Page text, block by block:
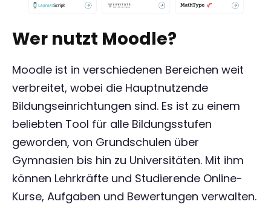
Wer nutzt Moodle?
Moodle ist in verschiedenen Bereichen weit
verbreitet, wobei die Hauptnutzende
Bildungseinrichtungen sind. Es ist zu einem
beliebten Tool für alle Bildungsstufen
geworden, von Grundschulen über
Gymnasien bis hin zu Universitäten. Mit ihm
können Lehrkräfte und Studierende Online-
Kurse, Aufgaben und Bewertungen verwalten.